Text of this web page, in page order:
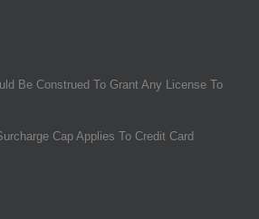
Be Construed To Grant Any License To
Cap Applies To Credit Card